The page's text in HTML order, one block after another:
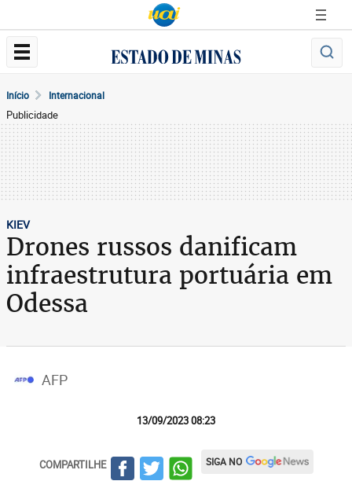
Início Internacional
Publicidade
KIEV
Drones russos danificam
infraestrutura portuária em
Odessa
AFP
13/09/2023 08:23
COMPARTILHE SIGA NO